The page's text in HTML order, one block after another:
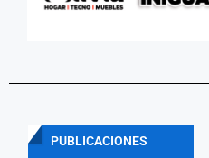
PUBLICACIONES